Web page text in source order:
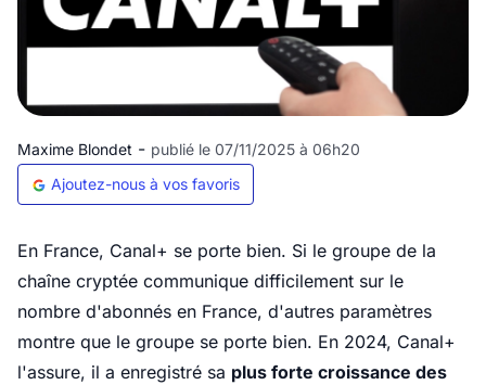
Maxime Blondet - publié le 07/11/2025 à 06h20
Ajoutez-nous à vos favoris
En France, Canal+ se porte bien. Si le groupe de la
chaîne cryptée communique difficilement sur le
nombre d'abonnés en France, d'autres paramètres
montre que le groupe se porte bien. En 2024, Canal+
l'assure, il a enregistré sa plus forte croissance des